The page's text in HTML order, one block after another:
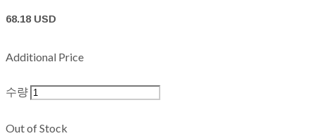
68.18 USD
Additional Price
수량
Out of Stock